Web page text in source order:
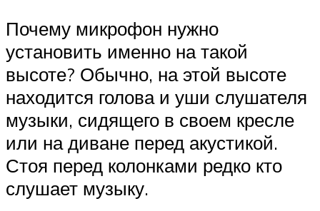
Почему микрофон нужно
установить именно на такой
высоте? Обычно, на этой высоте
находится голова и уши слушателя
музыки, сидящего в своем кресле
или на диване перед акустикой.
Стоя перед колонками редко кто
слушает музыку.